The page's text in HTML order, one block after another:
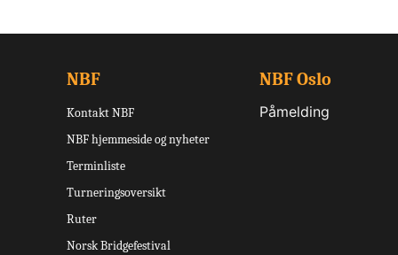
NBF
Kontakt NBF
NBF hjemmeside og nyheter
Terminliste
Turneringsoversikt
Ruter
Norsk Bridgefestival
NBF Oslo
Påmelding